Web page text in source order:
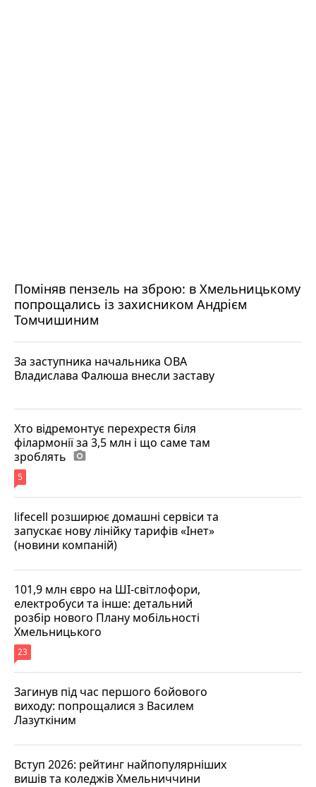
Поміняв пензель на зброю: в Хмельницькому
попрощались із захисником Андрієм
Томчишиним
За заступника начальника ОВА
Владислава Фалюша внесли заставу
Хто відремонтує перехрестя біля
філармонії за 3,5 млн і що саме там
зроблять photo_camera
5
lifecell розширює домашні сервіси та
запускає нову лінійку тарифів «Інет»
(новини компаній)
101,9 млн євро на ШІ-світлофори,
електробуси та інше: детальний
розбір нового Плану мобільності
Хмельницького
23
Загинув під час першого бойового
виходу: попрощалися з Василем
Лазуткіним
Вступ 2026: рейтинг найпопулярніших
вишів та коледжів Хмельниччини